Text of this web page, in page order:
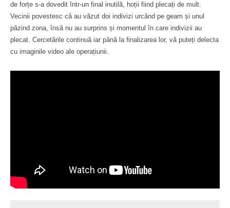
de forțe s-a dovedit într-un final inutilă, hoții fiind plecați de mult.
Vecinii povestesc că au văzut doi indivizi urcând pe geam și unul
păzind zona, însă nu au surprins și momentul în care indivizii au
plecat. Cercetările continuă iar până la finalizarea lor, vă puteți delecta
cu imaginile video ale operațiunii.